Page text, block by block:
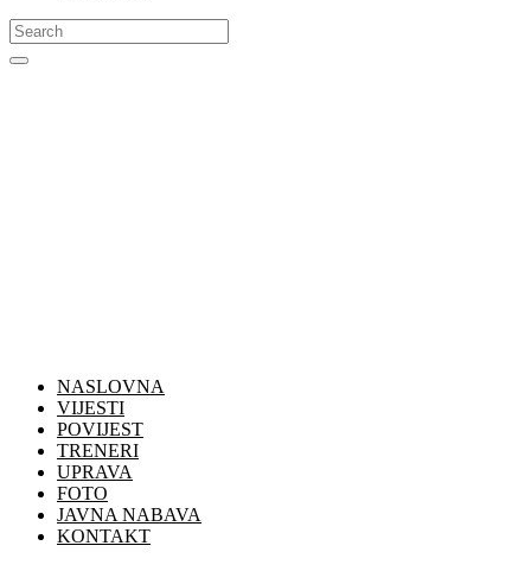
NASLOVNA
VIJESTI
POVIJEST
TRENERI
UPRAVA
FOTO
JAVNA NABAVA
KONTAKT